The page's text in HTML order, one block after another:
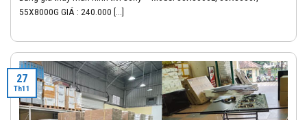
55X8000G GIÁ : 240.000 [...]
27
Th11